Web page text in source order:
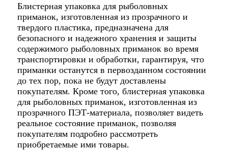
Блистерная упаковка для рыболовных
приманок, изготовленная из прозрачного и
твердого пластика, предназначена для
безопасного и надежного хранения и защиты
содержимого рыболовных приманок во время
транспортировки и обработки, гарантируя, что
приманки останутся в первозданном состоянии
до тех пор, пока не будут доставлены
покупателям. Кроме того, блистерная упаковка
для рыболовных приманок, изготовленная из
прозрачного ПЭТ-материала, позволяет видеть
реальное состояние приманок, позволяя
покупателям подробно рассмотреть
приобретаемые ими товары.